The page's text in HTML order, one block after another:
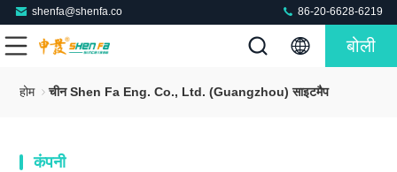
shenfa@shenfa.co 86-20-6628-6219
बोली
होम चीन Shen Fa Eng. Co., Ltd. (Guangzhou) साइटमैप
कंपनी